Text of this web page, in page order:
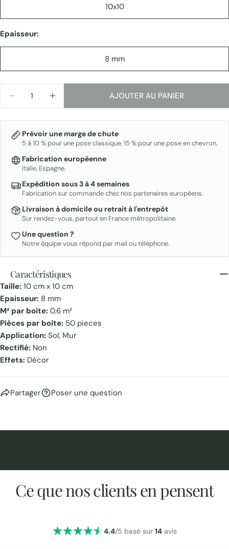
10x10
Epaisseur:
8 mm
AJOUTER AU PANIER
Prévoir une marge de chute
5 à 10 % pour une pose classique, 15 % pour une pose en chevron.
Fabrication européenne
Italie, Espagne.
Expédition sous 3 à 4 semaines
Fabrication sur commande chez nos partenaires européens.
Livraison à domicile ou retrait à l'entrepôt
Sur rendez-vous, partout en France métropolitaine.
Une question ?
Notre équipe vous répond par mail ou téléphone.
Caractéristiques
Taille: 10 cm x 10 cm
Epaisseur: 8 mm
M² par boite: 0.6 m²
Pièces par boite: 50 pieces
Application: Sol, Mur
Rectifié: Non
Effets: Décor
Partager Poser une question
Ce que nos clients en pensent
4.4/5 basé sur 14avis